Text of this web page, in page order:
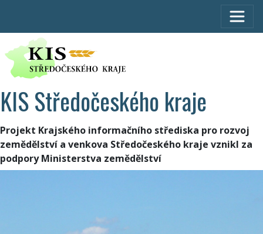
KIS Středočeského kraje
Projekt Krajského informačního střediska pro rozvoj
zemědělství a venkova Středočeského kraje vznikl za
podpory Ministerstva zemědělství